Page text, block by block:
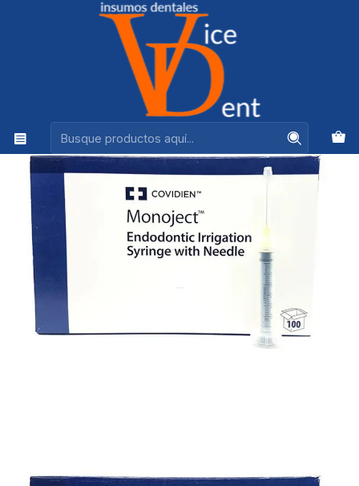
Ventas +56944575313
ENDODONCIA
JERINGA ENDODONCIA MONOJECT X100 UND CAJA